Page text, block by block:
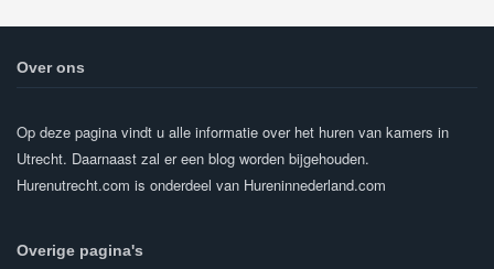
Over ons
Op deze pagina vindt u alle informatie over het huren van kamers in
Utrecht. Daarnaast zal er een blog worden bijgehouden.
Hurenutrecht.com is onderdeel van Hureninnederland.com
Overige pagina's